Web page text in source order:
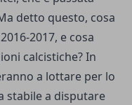
detto questo, cosa
2017, e cosa
calcistiche? In
a lottare per lo
stabile a disputare